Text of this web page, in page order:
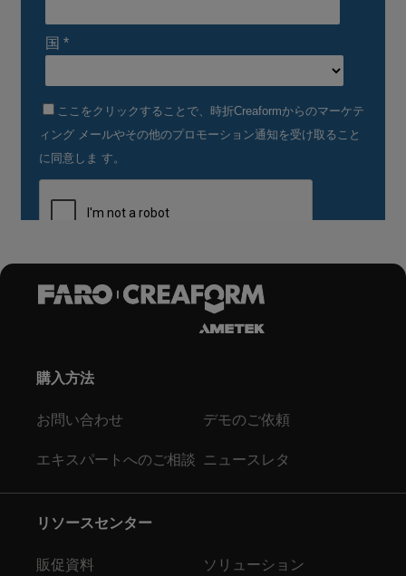
購入方法
お問い合わせ デモのご依頼
エキスパートへのご相談 ニュースレタ
リソースセンター
販促資料 ソリューション